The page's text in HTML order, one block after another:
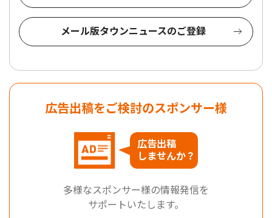
メール版タウンニュースのご登録
広告出稿をご検討のスポンサー様
広告出稿
しませんか？
多様なスポンサー様の情報発信を
サポートいたします。